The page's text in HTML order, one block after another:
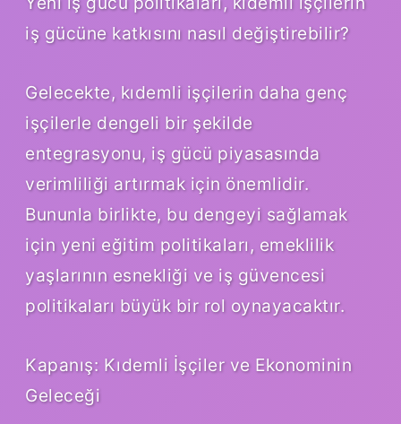
iş gücüne katkısını nasıl değiştirebilir?
Gelecekte, kıdemli işçilerin daha genç
işçilerle dengeli bir şekilde
entegrasyonu, iş gücü piyasasında
verimliliği artırmak için önemlidir.
Bununla birlikte, bu dengeyi sağlamak
için yeni eğitim politikaları, emeklilik
yaşlarının esnekliği ve iş güvencesi
politikaları büyük bir rol oynayacaktır.
Kapanış: Kıdemli İşçiler ve Ekonominin
Geleceği